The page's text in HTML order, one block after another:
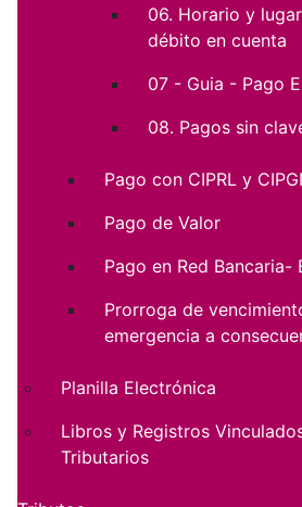
06. Horario y
débito en cuenta
07 - Guia - Pago
08. Pagos sin
Pago con CIPRL y
Pago de Valor
Pago en Red Bancaria-
Prorroga de
emergencia a
Planilla Electrónica
Libros y Registros
Tributarios